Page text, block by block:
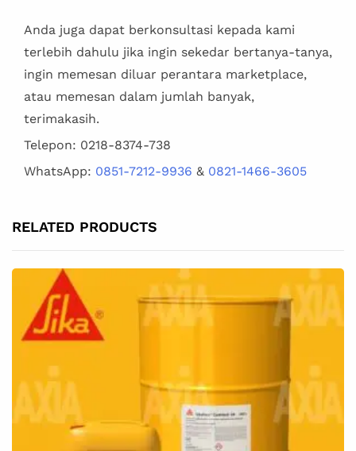
Anda juga dapat berkonsultasi kepada kami
terlebih dahulu jika ingin sekedar bertanya-tanya,
ingin memesan diluar perantara marketplace,
atau memesan dalam jumlah banyak,
terimakasih.
Telepon: 0218-8374-738
WhatsApp: 0851-7212-9936 & 0821-1466-3605
RELATED PRODUCTS